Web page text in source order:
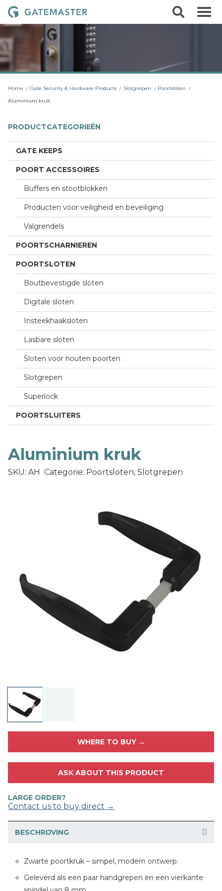
i
t
o
c
o
n
G
a
t
e
m
a
s
t
r
c
e
Home Gate Security & Hardware Products Slotgrepen
Poortsloten
Aluminium kruk
PRODUCTCATEGORIEËN
GATE KEEPS
POORT ACCESSOIRES
Buffers en stootblokken
Producten voor veiligheid en beveiliging
Valgrendels
POORTSCHARNIEREN
POORTSLOTEN
Boutbevestigde sloten
Digitale sloten
Insteekhaaksloten
Lasbare sloten
Sloten voor houten poorten
Slotgrepen
Superlock
POORTSLUITERS
Aluminium kruk
SKU: AH Categorie: Poortsloten, Slotgrepen
WHERE TO BUY →
ASK ABOUT THIS PRODUCT
LARGE ORDER?
Contact us to buy direct →
BESCHRIJVING
Zwarte poortkruk – simpel, modern ontwerp.
Geleverd als een paar handgrepen en een vierkante